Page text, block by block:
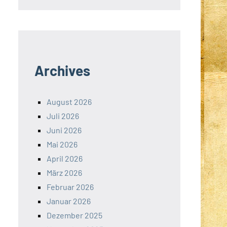
Archives
August 2026
Juli 2026
Juni 2026
Mai 2026
April 2026
März 2026
Februar 2026
Januar 2026
Dezember 2025